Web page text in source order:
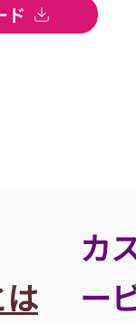
ド
カ
ー